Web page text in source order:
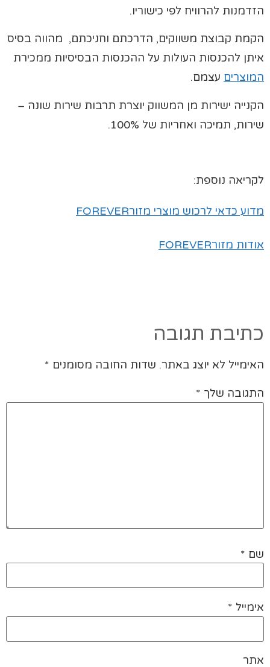
הזדמנות להרוויח לפי כישוריו.
הקמת קבוצת משווקים, הדרכתם וחניכתם, מהווה בסיס
איתן להכנסות העולות על ההכנסות הבסיסיות ממכירת
המוצרים עצמם.
הקנייה ישירות מן המשווק יוצרת תרבות שירות שונה –
שירות, תמיכה ואחריות של 100%.
לקריאה נוספת:
מדוע כדאי לרכוש מוצרי מזורFOREVER
אודות מזורFOREVER
כתיבת תגובה
האימייל לא יוצג באתר. שדות החובה מסומנים *
התגובה שלך *
שם *
אימייל *
אתר